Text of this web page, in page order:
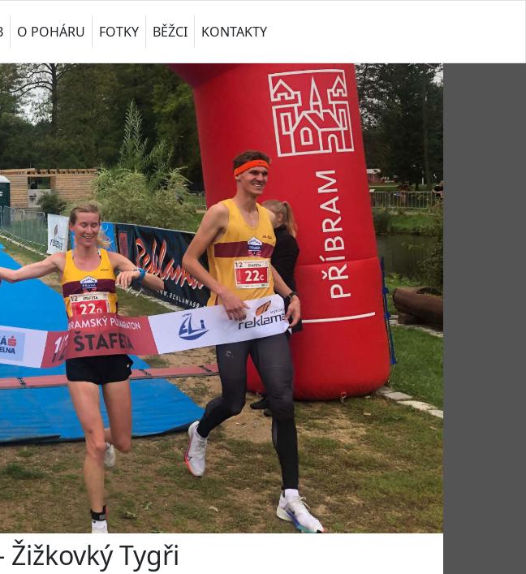
O POHÁRU FOTKY BĚŽCI KONTAKTY
Žižkovký Tygři